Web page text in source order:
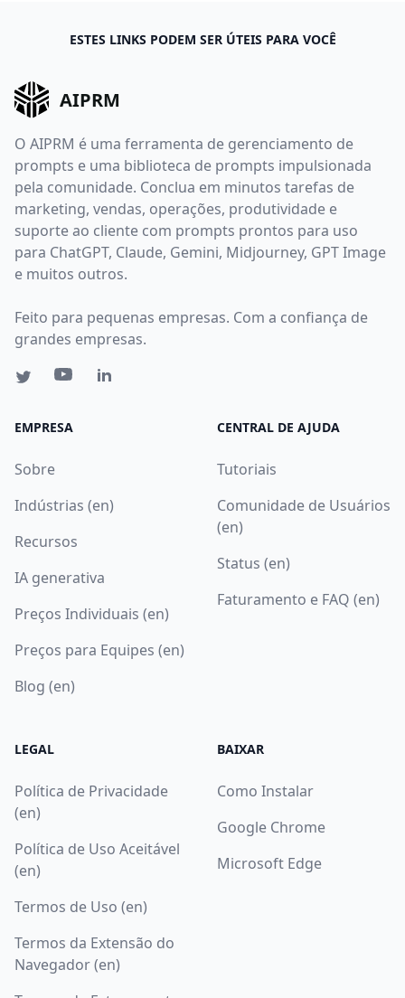
ESTES LINKS PODEM SER ÚTEIS PARA VOCÊ
AIPRM
O AIPRM é uma ferramenta de gerenciamento de
prompts e uma biblioteca de prompts impulsionada
pela comunidade. Conclua em minutos tarefas de
marketing, vendas, operações, produtividade e
suporte ao cliente com prompts prontos para uso
para ChatGPT, Claude, Gemini, Midjourney, GPT Image
e muitos outros.
Feito para pequenas empresas. Com a confiança de
grandes empresas.
EMPRESA
Sobre
Indústrias (en)
Recursos
IA generativa
Preços Individuais (en)
Preços para Equipes (en)
Blog (en)
CENTRAL DE AJUDA
Tutoriais
Comunidade de Usuários
(en)
Status (en)
Faturamento e FAQ (en)
LEGAL
Política de Privacidade
(en)
Política de Uso Aceitável
(en)
Termos de Uso (en)
Termos da Extensão do
Navegador (en)
BAIXAR
Como Instalar
Google Chrome
Microsoft Edge